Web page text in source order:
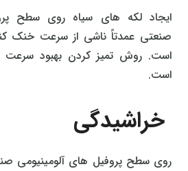
ایجاد لکه های سیاه روی سطح
صنعتی عمدتاً ناشی از سرعت خنک
است. روش تمیز کردن بهبود سرعت
است.
خراشیدگی
روی سطح پروفیل های